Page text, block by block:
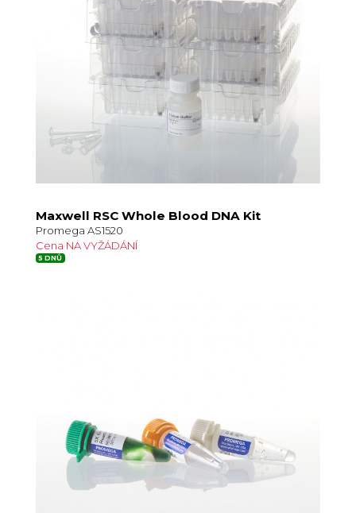
Maxwell RSC Whole Blood DNA Kit
Promega AS1520
Cena NA VYŽÁDÁNÍ
5 DNŮ